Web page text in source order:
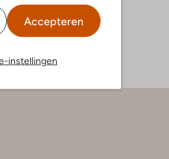
Accepteren
instellingen